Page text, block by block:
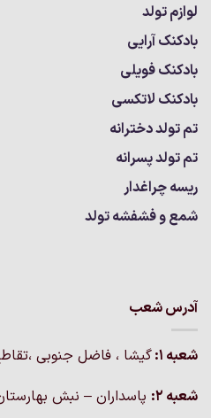
لوازم تولد
بادکنک آرایی
بادکنک فویلی
بادکنک لاتکسی
تم تولد دخترانه
تم تولد پسرانه
ریسه چراغدار
شمع و فشفشه تولد
آدرس شعب
شعبه 1:
گيشا ، فاضل جنوبی ،تقاطع
شعبه 2:
پاسداران – نبش بهارستان